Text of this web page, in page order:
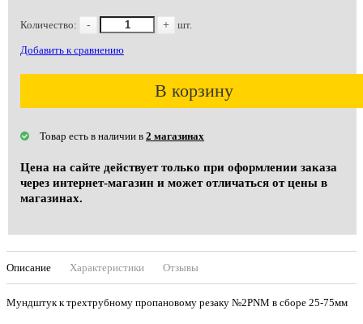
Количество: - + шт.
Добавить к сравнению
В корзину
Товар есть в наличии в 2 магазинах
Цена на сайте действует только при оформлении заказа
через интернет-магазин и может отличаться от цены в
магазинах.
Описание Характеристики Отзывы
Мундштук к трехтрубному пропановому резаку №2PNM в сборе 25-75мм